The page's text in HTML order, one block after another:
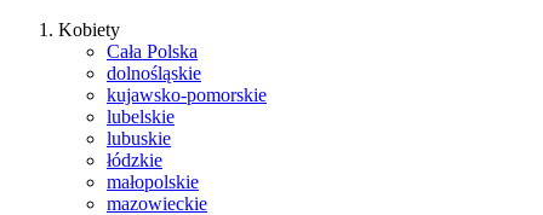
Kobiety
Cała Polska
dolnośląskie
kujawsko-pomorskie
lubelskie
lubuskie
łódzkie
małopolskie
mazowieckie